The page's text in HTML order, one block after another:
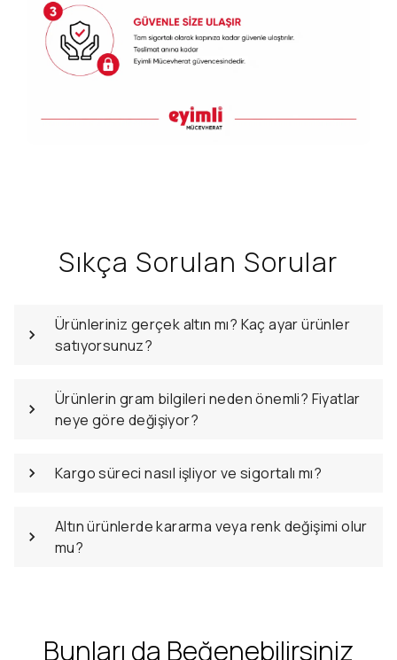
Sıkça Sorulan Sorular
Ürünleriniz gerçek altın mı? Kaç ayar ürünler
satıyorsunuz?
Ürünlerin gram bilgileri neden önemli? Fiyatlar
neye göre değişiyor?
Kargo süreci nasıl işliyor ve sigortalı mı?
Altın ürünlerde kararma veya renk değişimi olur
mu?
Bunları da Beğenebilirsiniz